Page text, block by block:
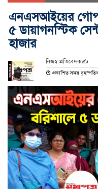
এনএসআইয়ের গোপন
৫ ডায়াগনস্টিক
হাজার
নিজস্ব প্রতিবেদক✍️
প্রকাশিত সময়